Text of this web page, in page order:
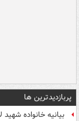
پربازدیدترین ها
بیانیه خانواده